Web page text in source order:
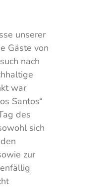
unserer
Gäste von
nach
war
Santos“
des
sich
zur